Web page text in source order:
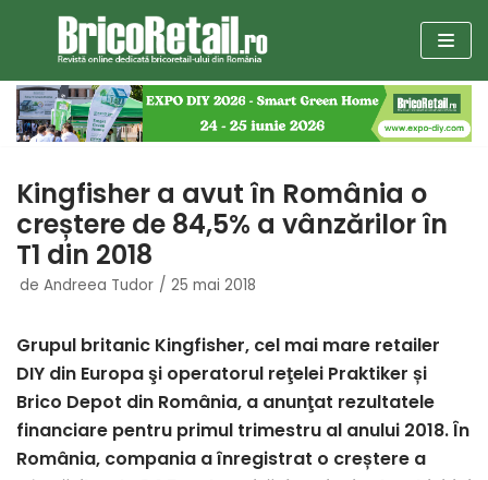
la
conținut
Kingfisher a avut în România o
creștere de 84,5% a vânzărilor în
T1 din 2018
de Andreea Tudor 25 mai 2018
Grupul britanic Kingfisher, cel mai mare retailer
DIY din Europa şi operatorul reţelei Praktiker și
Brico Depot din România, a anunţat rezultatele
financiare pentru primul trimestru al anului 2018. În
România, compania a înregistrat o creștere a